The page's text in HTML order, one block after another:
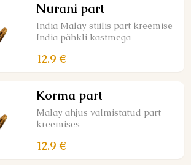
Nurani part
India Malay stiilis part kreemise
India pähkli kastmega
12.9 €
Korma part
Malay ahjus valmistatud part
kreemises
12.9 €